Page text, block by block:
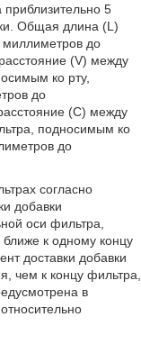
5
Общая длина (L)
миллиметров до
(V) между
ко рту,
до
(C) между
подносимым ко
до
согласно
добавки
оси фильтра,
к одному концу
доставки добавки
чем к концу фильтра,
в